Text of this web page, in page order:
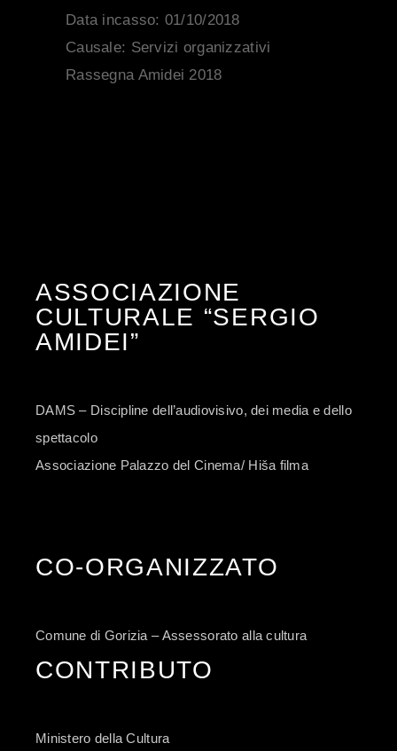
Data incasso: 01/10/2018
Causale: Servizi organizzativi
Rassegna Amidei 2018
ASSOCIAZIONE
CULTURALE “SERGIO
AMIDEI”
DAMS – Discipline dell’audiovisivo, dei media e dello
spettacolo
Associazione Palazzo del Cinema/ Hiša filma
CO-ORGANIZZATO
Comune di Gorizia – Assessorato alla cultura
CONTRIBUTO
Ministero della Cultura